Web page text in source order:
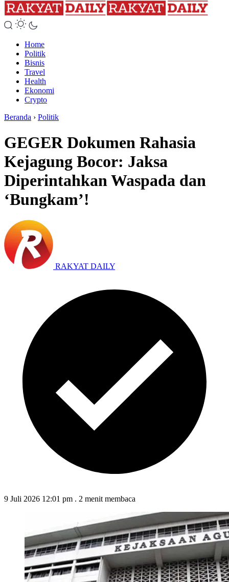
Home
Politik
Bisnis
Travel
Health
Ekonomi
Crypto
Beranda › Politik
GEGER Dokumen Rahasia
Kejagung Bocor: Jaksa
Diperintahkan Waspada dan
‘Bungkam’!
RAKYAT DAILY
9 Juli 2026 12:01 pm . 2 menit membaca